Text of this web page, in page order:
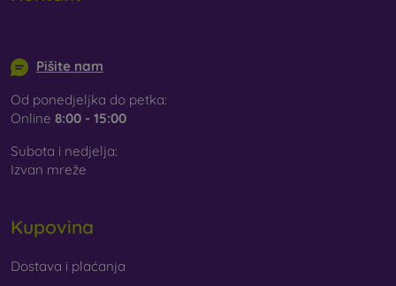
Pišite nam
Od ponedjeljka do petka:
Online 8:00 - 15:00
Subota i nedjelja:
Izvan mreže
Kupovina
Dostava i plaćanja